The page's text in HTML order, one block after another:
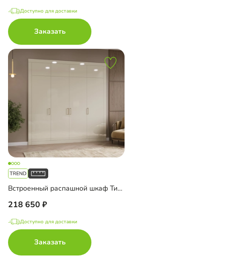
Доступно для доставки
Заказать
Встроенный распашной шкаф Тино-4-1
218 650
Доступно для доставки
Заказать